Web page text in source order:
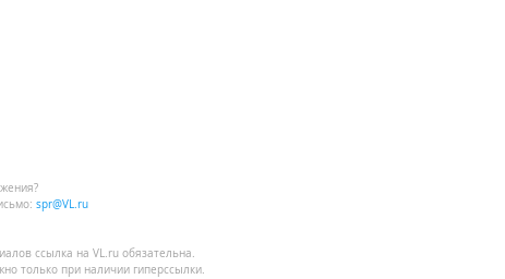
spr@VL.ru
ссылка на VL.ru обязательна.
только при наличии гиперссылки.